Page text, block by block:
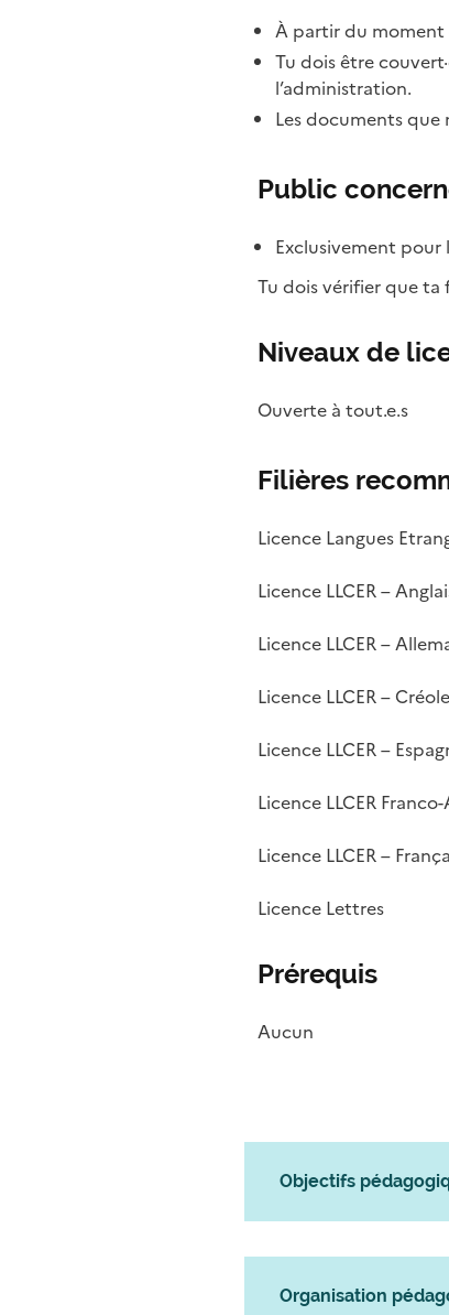
À partir du moment
Tu dois être
l’administration.
Les documents que
Public
Exclusivement pour
Tu dois vérifier que ta
Niveaux de
Ouverte à tout.e.s
Filières
Licence Langues
Licence LLCER –
Licence LLCER –
Licence LLCER – Créole
Licence LLCER –
Licence LLCER
Licence LLCER –
Licence Lettres
Prérequis
Aucun
Objectifs
Organisation